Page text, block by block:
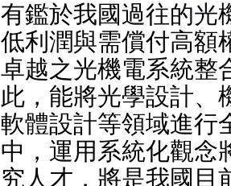
有鑑於我國過往的光
低利潤與需償付高額
卓越之光機電系統整
此，能將光學設計、
軟體設計等領域進行
中，運用系統化觀念
究人才，將是我國目